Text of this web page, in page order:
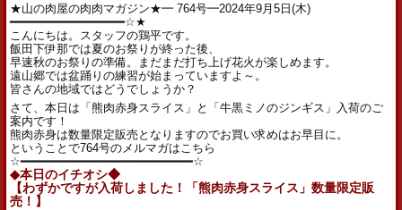
★山の肉屋の肉肉マガジン★━ 764号━2024年9月5日(木)
━━━━━━━━━━━━━━━━☆★
こんにちは。スタッフの鶏平です。
飯田下伊那では夏のお祭りが終った後、
早速秋のお祭りの準備。まだまだ打ち上げ花火が楽しめます。
遠山郷では盆踊りの練習が始まっていますよ～。
皆さんの地域ではどうでしょうか？
さて、本日は「熊肉赤身スライス」と「牛黒ミノのジンギス」入荷のご
案内です！
熊肉赤身は数量限定販売となりますのでお買い求めはお早目に。
ということで764号のメルマガはこちら
☆━━━━━━━━━━━━━━━━━━━━━━━━☆
◆本日のイチオシ◆
【わずかですが入荷しました！「熊肉赤身スライス」数量限定販
売！】